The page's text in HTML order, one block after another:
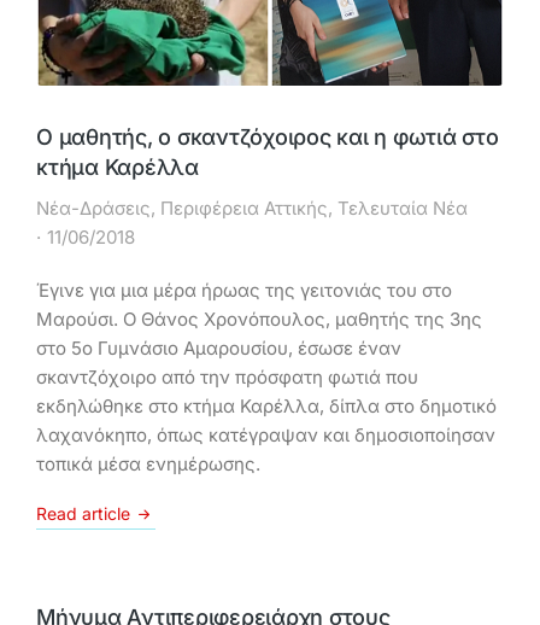
Ο μαθητής, ο σκαντζόχοιρος και η φωτιά στο
κτήμα Καρέλλα
Νέα-Δράσεις, Περιφέρεια Αττικής, Τελευταία Νέα
11/06/2018
Έγινε για μια μέρα ήρωας της γειτονιάς του στο
Μαρούσι. Ο Θάνος Χρονόπουλος, μαθητής της 3ης
στο 5ο Γυμνάσιο Αμαρουσίου, έσωσε έναν
σκαντζόχοιρο από την πρόσφατη φωτιά που
εκδηλώθηκε στο κτήμα Καρέλλα, δίπλα στο δημοτικό
λαχανόκηπο, όπως κατέγραψαν και δημοσιοποίησαν
τοπικά μέσα ενημέρωσης.
Read article
Μήνυμα Αντιπεριφερειάρχη στους